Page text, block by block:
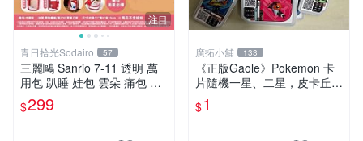
注目
青日拾光Sodairo 57
三麗鷗 Sanrio 7-11 透明 萬
用包 趴睡 娃包 雲朵 痛包 大
款 美樂蒂 布丁狗 大耳狗 庫
洛米 帕恰狗
$299
廣拓小舖 133
《正版Gaole》Pokemon 卡
片隨機一星、二星，皮卡丘、
小火龍、秒花種子、傑尼龜
$1